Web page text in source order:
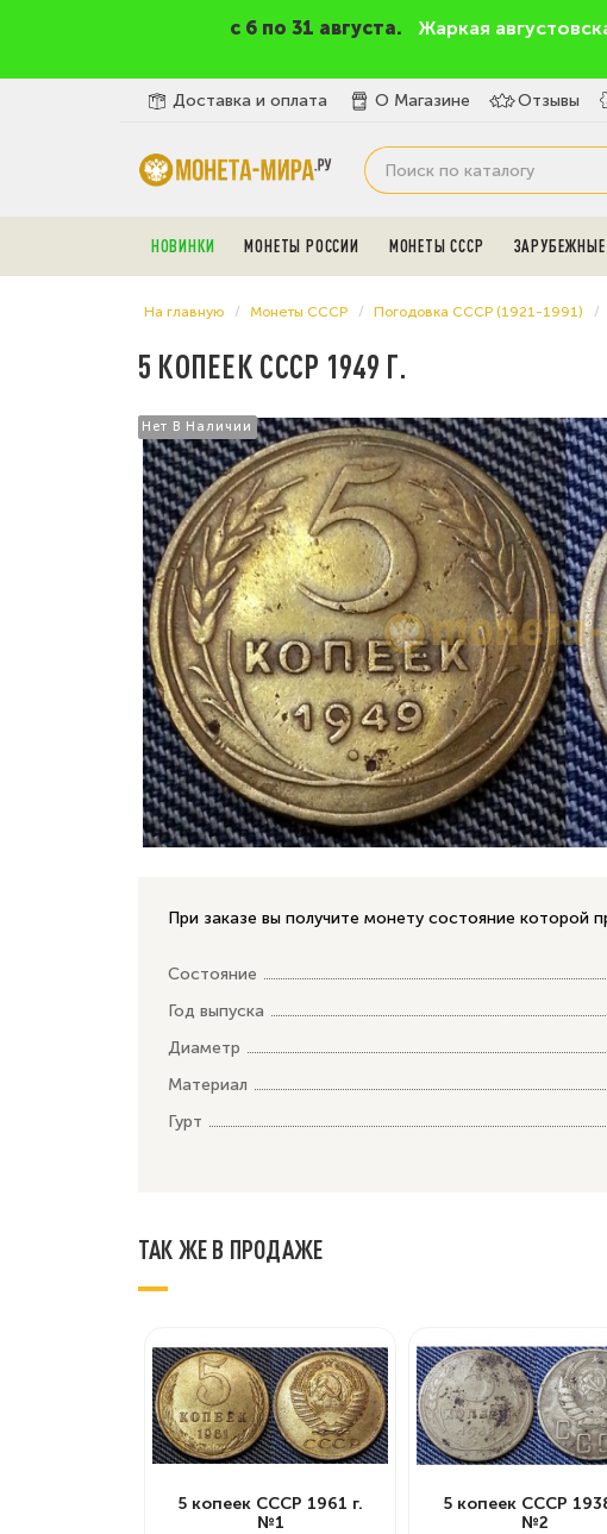
c 6 по 31 августа. Жаркая
Доставка и оплата О Магазине Отзывы
НОВИНКИ МОНЕТЫ РОССИИ МОНЕТЫ СССР
На главную Монеты СССР Погодовка СССР (1921-1991)
5 КОПЕЕК СССР 1949 Г.
Нет В Наличии
Нет В Наличии
При заказе вы получите монету состояние которой
Состояние
Год выпуска
Диаметр
Материал
Гурт
ТАК ЖЕ В ПРОДАЖЕ
5 копеек СССР 1961 г.
№1
5 копеек СССР
№2